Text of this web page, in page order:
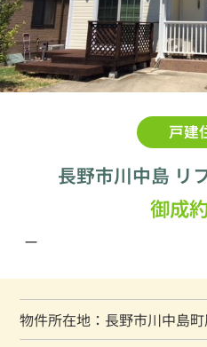
戸建
長野市川中島 リ
御成
ー
物件所在地：長野市川中島